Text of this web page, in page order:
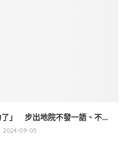
」 步出地院不發一語、不...
2024-09-05